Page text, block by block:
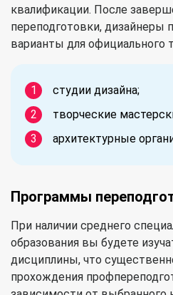
квалификации. После
переподготовки, дизайнеры
варианты для официального
студии дизайна;
творческие
архитектурные
Программы
При наличии среднего
образования вы будете
дисциплины, что
прохождения